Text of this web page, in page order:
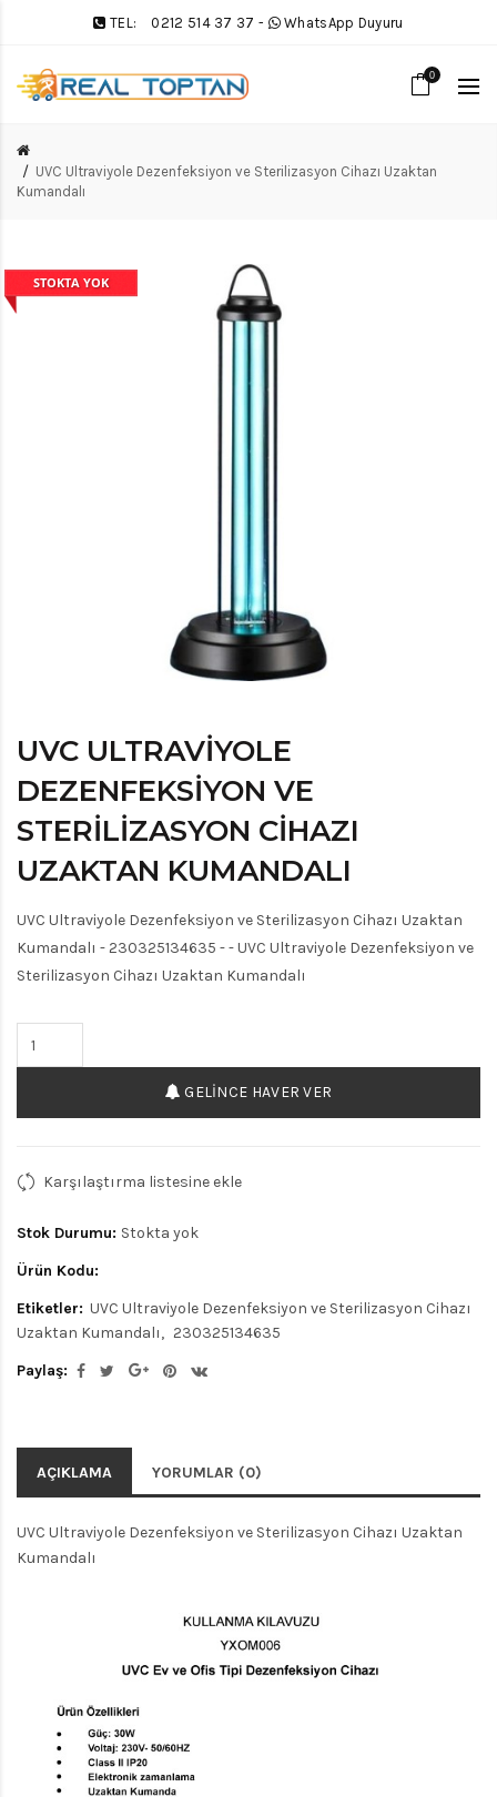
TEL: 0212 514 37 37 - WhatsApp Duyuru
0
UVC Ultraviyole Dezenfeksiyon ve Sterilizasyon Cihazı Uzaktan
Kumandalı
STOKTA YOK
UVC ULTRAVIYOLE
DEZENFEKSIYON VE
STERILIZASYON CIHAZI
UZAKTAN KUMANDALI
UVC Ultraviyole Dezenfeksiyon ve Sterilizasyon Cihazı Uzaktan
Kumandalı - 230325134635 - - UVC Ultraviyole Dezenfeksiyon ve
Sterilizasyon Cihazı Uzaktan Kumandalı
GELINCE HAVER VER
Karşılaştırma listesine ekle
Stok Durumu: Stokta yok
Ürün Kodu:
Etiketler: UVC Ultraviyole Dezenfeksiyon ve Sterilizasyon Cihazı
Uzaktan Kumandalı
230325134635
Paylaş:
AÇIKLAMA YORUMLAR (0)
UVC Ultraviyole Dezenfeksiyon ve Sterilizasyon Cihazı Uzaktan
Kumandalı